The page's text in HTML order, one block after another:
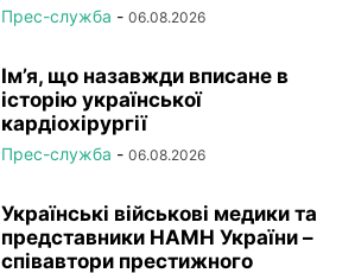
Прес-служба - 06.08.2026
Ім’я, що назавжди вписане в
історію української
кардіохірургії
Прес-служба - 06.08.2026
Українські військові медики та
представники НАМН України –
співавтори престижного